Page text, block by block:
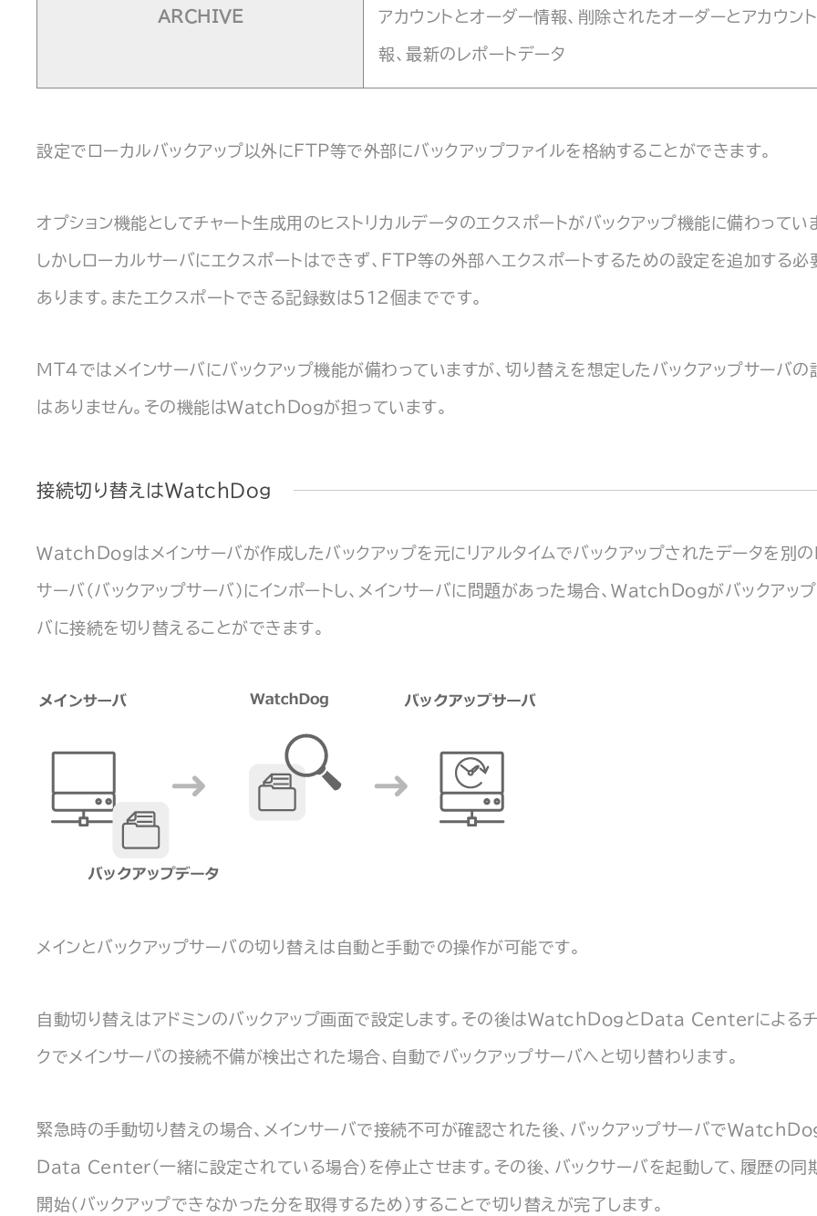
ARCHIVE アカウントとオーダー情報、削除されたオーダーとアカウン
報、最新のレポートデータ
設定でローカルバックアップ以外にFTP等で外部にバックアップファイルを格納することができます。
オプション機能としてチャート生成用のヒストリカルデータのエクスポートがバックアップ機能に備わってい
しかしローカルサーバにエクスポートはできず、FTP等の外部へエクスポートするための設定を追加する必
あります。またエクスポートできる記録数は512個までです。
MT4ではメインサーバにバックアップ機能が備わっていますが、切り替えを想定したバックアップサーバの
はありません。その機能はWatchDogが担っています。
接続切り替えはWatchDog
WatchDogはメインサーバが作成したバックアップを元にリアルタイムでバックアップされたデータを別
サーバ（バックアップサーバ）にインポートし、メインサーバに問題があった場合、WatchDogがバックアッ
バに接続を切り替えることができます。
メインとバックアップサーバの切り替えは自動と手動での操作が可能です。
自動切り替えはアドミンのバックアップ画面で設定します。その後はWatchDogとData Centerによるチ
クでメインサーバの接続不備が検出された場合、自動でバックアップサーバへと切り替わります。
緊急時の手動切り替えの場合、メインサーバで接続不可が確認された後、バックアップサーバで
Data Center（一緒に設定されている場合）を停止させます。その後、バックサーバを起動して、履歴の同
開始（バックアップできなかった分を取得するため）することで切り替えが完了します。